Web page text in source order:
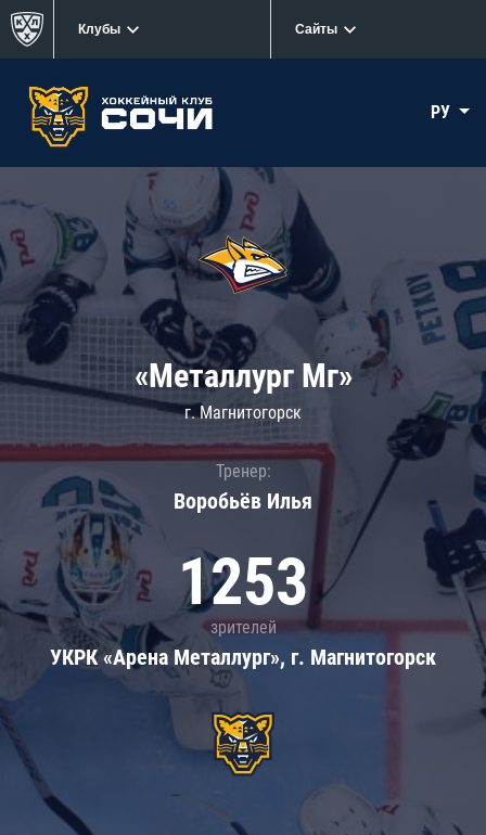
Клубы Сайты
РУ
«Металлург Мг»
г. Магнитогорск
Тренер:
Воробьёв Илья
1253
зрителей
УКРК «Арена Металлург», г. Магнитогорск